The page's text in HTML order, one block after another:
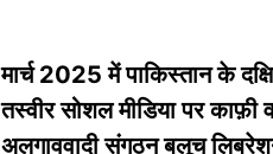
मार्च 2025 में पाकिस्तान के
तस्वीर सोशल मीडिया पर
अलगाववादी संगठन बलूच